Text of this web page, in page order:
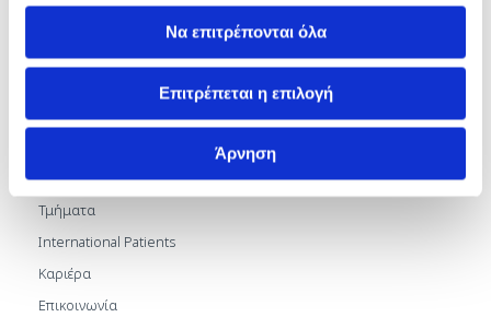
Να επιτρέπονται όλα
Επιτρέπεται η επιλογή
Άρνηση
Γενικές Πληροφορίες
Σχετικά με Εμάς
Τμήματα
International Patients
Καριέρα
Επικοινωνία